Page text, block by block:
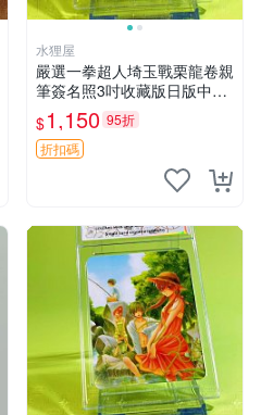
水狸屋
嚴選一拳超人埼玉戰栗龍卷親
筆簽名照3吋收藏版日版中古
含原裝卡套 一拳超人 埼玉 戰
栗龍卷 簽名照
$1,150 95折
折扣碼